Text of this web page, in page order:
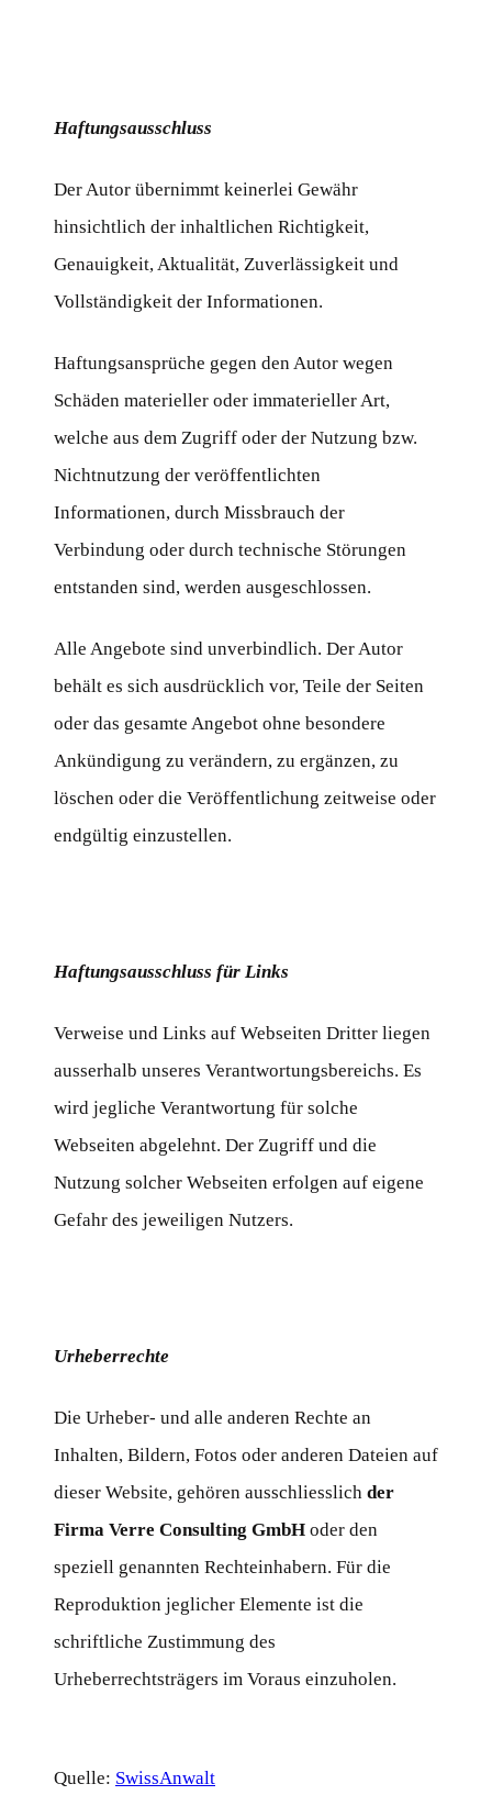
Haftungsausschluss
Der Autor übernimmt keinerlei Gewähr
hinsichtlich der inhaltlichen Richtigkeit,
Genauigkeit, Aktualität, Zuverlässigkeit und
Vollständigkeit der Informationen.
Haftungsansprüche gegen den Autor wegen
Schäden materieller oder immaterieller Art,
welche aus dem Zugriff oder der Nutzung bzw.
Nichtnutzung der veröffentlichten
Informationen, durch Missbrauch der
Verbindung oder durch technische Störungen
entstanden sind, werden ausgeschlossen.
Alle Angebote sind unverbindlich. Der Autor
behält es sich ausdrücklich vor, Teile der Seiten
oder das gesamte Angebot ohne besondere
Ankündigung zu verändern, zu ergänzen, zu
löschen oder die Veröffentlichung zeitweise oder
endgültig einzustellen.
Haftungsausschluss für Links
Verweise und Links auf Webseiten Dritter liegen
ausserhalb unseres Verantwortungsbereichs. Es
wird jegliche Verantwortung für solche
Webseiten abgelehnt. Der Zugriff und die
Nutzung solcher Webseiten erfolgen auf eigene
Gefahr des jeweiligen Nutzers.
Urheberrechte
Die Urheber- und alle anderen Rechte an
Inhalten, Bildern, Fotos oder anderen Dateien auf
dieser Website, gehören ausschliesslich der
Firma Verre Consulting GmbH oder den
speziell genannten Rechteinhabern. Für die
Reproduktion jeglicher Elemente ist die
schriftliche Zustimmung des
Urheberrechtsträgers im Voraus einzuholen.
Quelle: SwissAnwalt